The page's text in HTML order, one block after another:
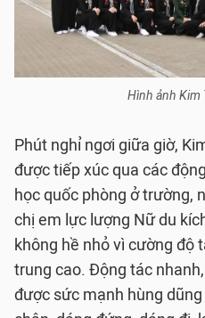
Hình ảnh Kim
Phút nghỉ ngơi giữa giờ,
được tiếp xúc qua các
học quốc phòng ở trường,
chị em lực lượng Nữ du
không hề nhỏ vì cường độ
trung cao. Động tác
được sức mạnh hùng